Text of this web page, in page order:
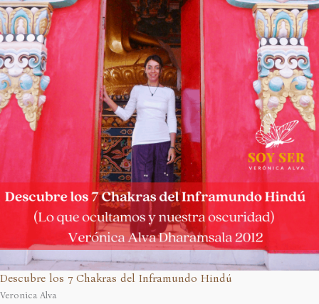
Descubre los 7 Chakras del Inframundo Hindú
Veronica Alva